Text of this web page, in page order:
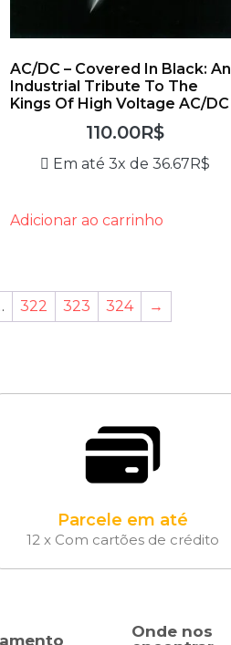
AC/DC – Covered In Black: An
Industrial Tribute To The
Kings Of High Voltage AC/DC
110.00R$
Em até 3x de36.67R$
Adicionar ao carrinho
322 323 324 →
Parcele em até
12 x Com cartões de crédito
Onde nos